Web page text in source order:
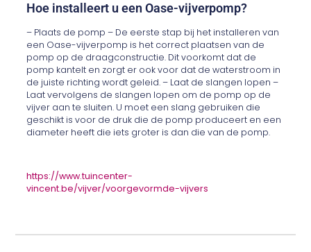
Hoe installeert u een Oase-vijverpomp?
– Plaats de pomp – De eerste stap bij het installeren van
een Oase-vijverpomp is het correct plaatsen van de
pomp op de draagconstructie. Dit voorkomt dat de
pomp kantelt en zorgt er ook voor dat de waterstroom in
de juiste richting wordt geleid. – Laat de slangen lopen –
Laat vervolgens de slangen lopen om de pomp op de
vijver aan te sluiten. U moet een slang gebruiken die
geschikt is voor de druk die de pomp produceert en een
diameter heeft die iets groter is dan die van de pomp.
https://www.tuincenter-
vincent.be/vijver/voorgevormde-vijvers